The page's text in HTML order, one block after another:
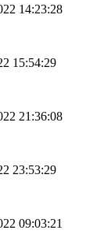
14:23:28
15:54:29
21:36:08
23:53:29
09:03:21